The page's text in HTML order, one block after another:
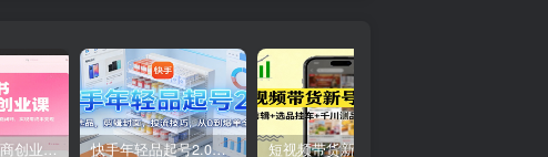
小红书虚拟电商创业课，系统拆解选品-内容-流量-变现，实现零成本变现 快手年轻品起号2.0：养号选品，剪辑封面，投流技巧，从0到爆单全流程